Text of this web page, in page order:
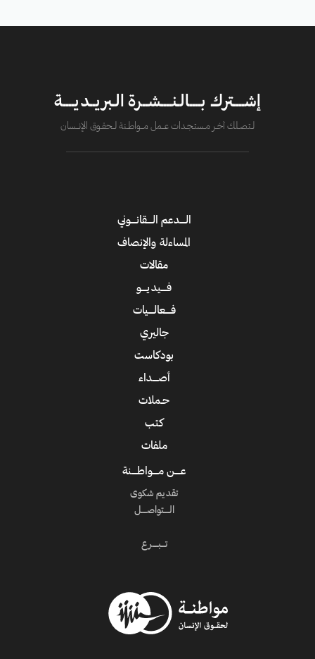
إشــــترك بــــالـنــــشــرة الـبريــديــــة
لــتصــلك آخــر مــستـجــدات عــــمل مــــواطــنة لـــحقــوق الإنــــسان
الــــدعم الــــقانــــوني
المساءلة والإنصاف
مقالات
فــــيديــــو
فــــعالــــيات
جاليري
بودكاست
أصــــداء
حـملات
كتب
ملفات
عــــن مــــواطــــنة
تقديم شكوى
الــــتواصــــل
تـــبــــرع